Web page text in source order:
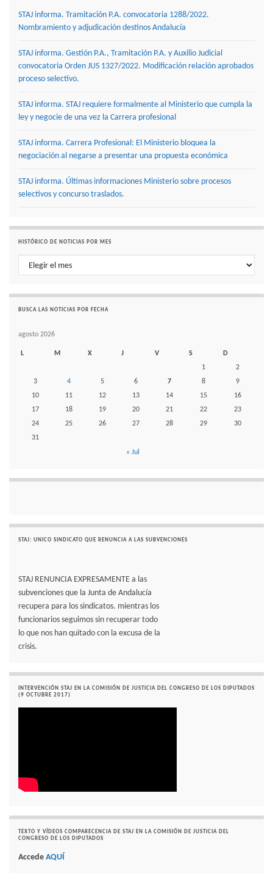
STAJ informa. Tramitación P.A. convocatoria 1288/2022.
Nombramiento y adjudicación destinos Andalucía
STAJ informa. Gestión P.A., Tramitación P.A. y Auxilio Judicial
convocatoria Orden JUS 1327/2022. Modificación relación aprobados
proceso selectivo.
STAJ informa. STAJ requiere formalmente al Ministerio que cumpla la
ley y negocie de una vez la Carrera profesional
STAJ informa. Carrera Profesional: El Ministerio bloquea la
negociación al negarse a presentar una propuesta económica
STAJ informa. Últimas informaciones Ministerio sobre procesos
selectivos y concurso traslados.
HISTÓRICO DE NOTICIAS POR MES
Histórico de noticias por mes
BUSCA LAS NOTICIAS POR FECHA
agosto 2026
L M X J V S
D
1
2
3
4 5 6 7 8
9
10
11 12 13 14 15
16
17
18 19 20 21 22
23
24
25 26 27 28 29
30
31
« Jul
STAJ: UNICO SINDICATO QUE RENUNCIA A LAS SUBVENCIONES
STAJ RENUNCIA EXPRESAMENTE a las
subvenciones que la Junta de Andalucía
recupera para los sindicatos. mientras los
funcionarios seguimos sin recuperar todo
lo que nos han quitado con la excusa de la
crisis.
INTERVENCIÓN STAJ EN LA COMISIÓN DE JUSTICIA DEL CONGRESO DE LOS DIPUTADOS
(9 OCTUBRE 2017)
TEXTO Y VÍDEOS COMPARECENCIA DE STAJ EN LA COMISIÓN DE JUSTICIA DEL
CONGRESO DE LOS DIPUTADOS
Accede AQUÍ